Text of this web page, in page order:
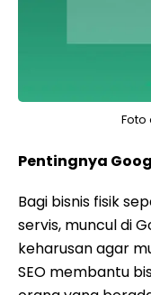
Foto
Pentingnya
Bagi bisnis fisik
servis, muncul di
keharusan agar
SEO membantu